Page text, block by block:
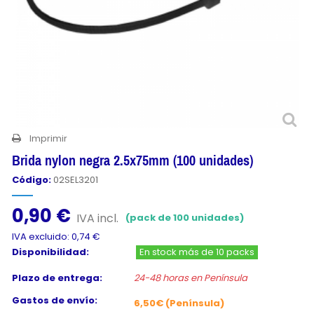
Imprimir
Brida nylon negra 2.5x75mm (100 unidades)
Código:02SEL3201
0,90 € IVA incl.
(pack de 100 unidades)
IVA excluido: 0,74 €
Disponibilidad:
En stock más de 10 packs
Plazo de entrega:
24-48 horas en Península
Gastos de envío:
6,50€ (Península)